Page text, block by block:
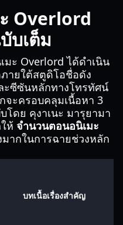
Overlord
บเต็ม
มะ Overlord ได้ดำเนิน
ายใต้สตูดิโอชื่อดัง
ะซีซันหลักทางโทรทัศน์
จะครอบคลุมเนื้อหา 3
โดย คุงาเนะ มารุยามา
ห้ จำนวนตอนอนิเมะ
ากในการฉายช่วงหลัก
บทเนื้อเรื่องสำคัญ